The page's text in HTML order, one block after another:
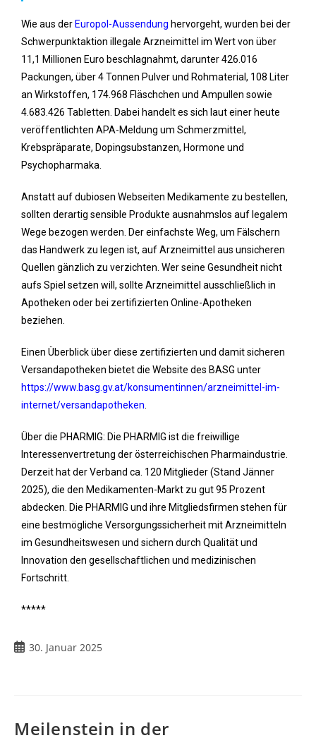
Wie aus der Europol-Aussendung hervorgeht, wurden bei der
Schwerpunktaktion illegale Arzneimittel im Wert von über
11,1 Millionen Euro beschlagnahmt, darunter 426.016
Packungen, über 4 Tonnen Pulver und Rohmaterial, 108 Liter
an Wirkstoffen, 174.968 Fläschchen und Ampullen sowie
4.683.426 Tabletten. Dabei handelt es sich laut einer heute
veröffentlichten APA-Meldung um Schmerzmittel,
Krebspräparate, Dopingsubstanzen, Hormone und
Psychopharmaka.
Anstatt auf dubiosen Webseiten Medikamente zu bestellen,
sollten derartig sensible Produkte ausnahmslos auf legalem
Wege bezogen werden. Der einfachste Weg, um Fälschern
das Handwerk zu legen ist, auf Arzneimittel aus unsicheren
Quellen gänzlich zu verzichten. Wer seine Gesundheit nicht
aufs Spiel setzen will, sollte Arzneimittel ausschließlich in
Apotheken oder bei zertifizierten Online-Apotheken
beziehen.
Einen Überblick über diese zertifizierten und damit sicheren
Versandapotheken bietet die Website des BASG unter
https://www.basg.gv.at/konsumentinnen/arzneimittel-im-
internet/versandapotheken
Über die PHARMIG: Die PHARMIG ist die freiwillige
Interessenvertretung der österreichischen Pharmaindustrie.
Derzeit hat der Verband ca. 120 Mitglieder (Stand Jänner
2025), die den Medikamenten-Markt zu gut 95 Prozent
abdecken. Die PHARMIG und ihre Mitgliedsfirmen stehen für
eine bestmögliche Versorgungssicherheit mit Arzneimitteln
im Gesundheitswesen und sichern durch Qualität und
Innovation den gesellschaftlichen und medizinischen
Fortschritt.
*****
30. Januar 2025
Meilenstein in der